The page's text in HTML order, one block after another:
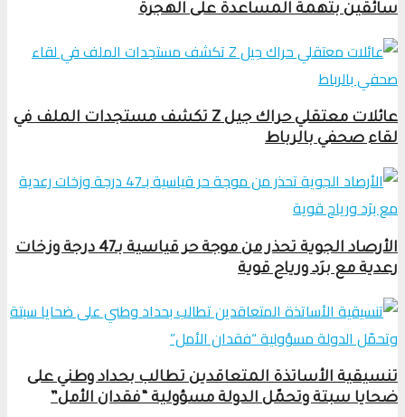
سائقين بتهمة المساعدة على الهجرة
عائلات معتقلي حراك جيل Z تكشف مستجدات الملف في
لقاء صحفي بالرباط
الأرصاد الجوية تحذر من موجة حر قياسية بـ47 درجة وزخات
رعدية مع برَد ورياح قوية
تنسيقية الأساتذة المتعاقدين تطالب بحداد وطني على
ضحايا سبتة وتحمّل الدولة مسؤولية “فقدان الأمل”